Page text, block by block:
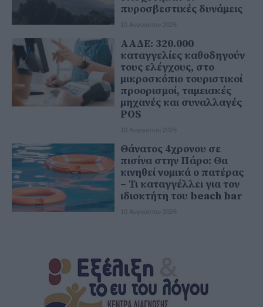
πυροσβεστικές δυνάμεις
10 Αυγούστου 2026
ΑΑΔΕ: 320.000
καταγγελίες καθοδηγούν
τους ελέγχους, στο
μικροσκόπιο τουριστικοί
προορισμοί, ταμειακές
μηχανές και συναλλαγές
POS
10 Αυγούστου 2026
Θάνατος 4χρονου σε
πισίνα στην Πάρο: Θα
κινηθεί νομικά ο πατέρας
– Τι καταγγέλλει για τον
ιδιοκτήτη του beach bar
10 Αυγούστου 2026